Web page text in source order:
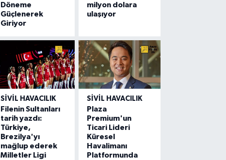
Döneme
Güçlenerek
Giriyor
milyon dolara
ulaşıyor
SIVIL HAVACILIK
Filenin Sultanları
tarih yazdı:
Türkiye,
Brezilya'yı
mağlup ederek
Milletler Ligi
SIVIL HAVACILIK
Plaza
Premium'un
Ticari Lideri
Küresel
Havalimanı
Platformunda